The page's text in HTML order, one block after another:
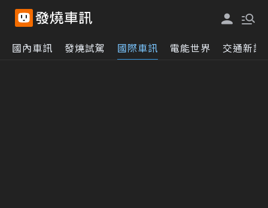
國內車訊 發燒試駕 國際車訊 電能世界 交通新訊